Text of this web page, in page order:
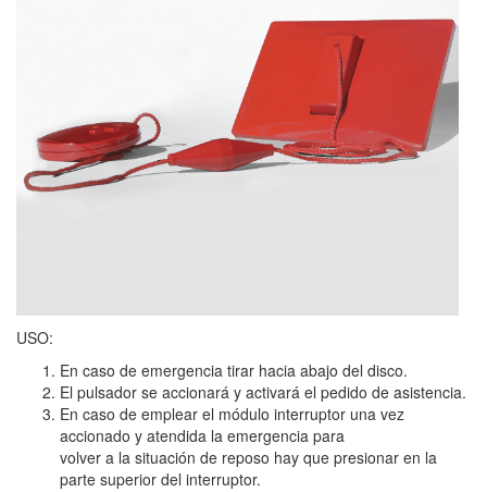
USO:
En caso de emergencia tirar hacia abajo del disco.
El pulsador se accionará y activará el pedido de asistencia.
En caso de emplear el módulo interruptor una vez
accionado y atendida la emergencia para
volver a la situación de reposo hay que presionar en la
parte superior del interruptor.